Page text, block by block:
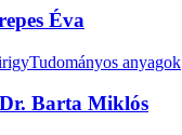
Éva
Tudományos anyagok
Barta Miklós